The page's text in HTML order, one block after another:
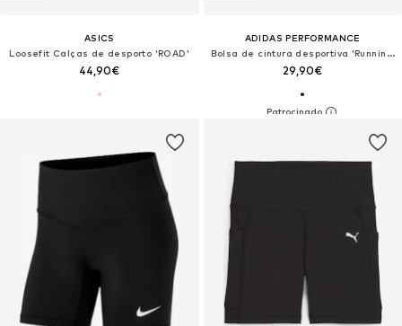
ASICS
Loosefit Calças de desporto 'ROAD'
44,90€
ADIDAS PERFORMANCE
Bolsa de cintura desportiva 'Running Waist'
29,90€